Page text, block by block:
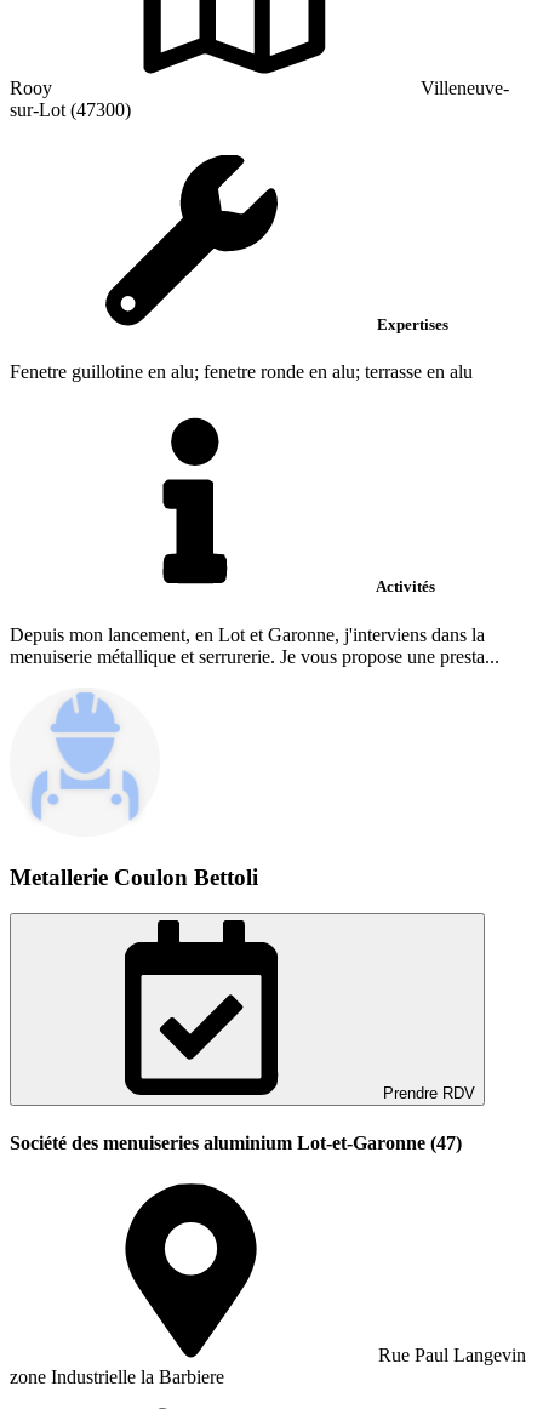
Rooy
Villeneuve-
sur-Lot (47300)
Expertises
Fenetre guillotine en alu; fenetre ronde en alu; terrasse en alu
Activités
Depuis mon lancement, en Lot et Garonne, j'interviens dans la
menuiserie métallique et serrurerie. Je vous propose une presta...
Metallerie Coulon Bettoli
Prendre RDV
Société des menuiseries aluminium Lot-et-Garonne (47)
Rue Paul Langevin
zone Industrielle la Barbiere